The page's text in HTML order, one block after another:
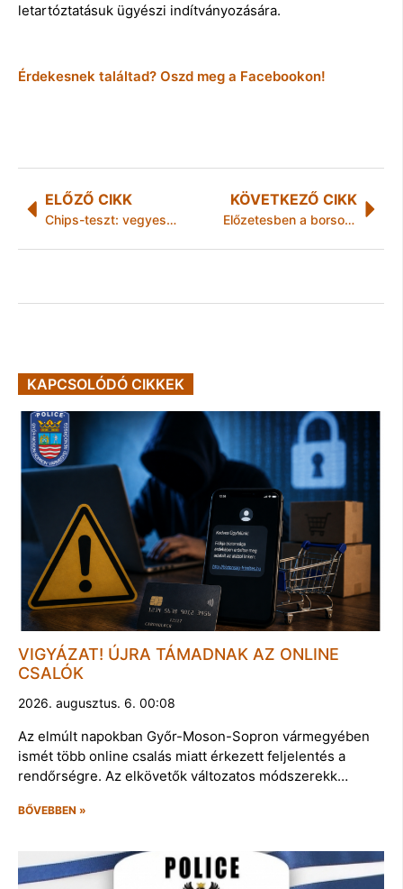
letartóztatásuk ügyészi indítványozására.
Érdekesnek találtad? Oszd meg a Facebookon!
ELŐZŐ CIKK
Chips-teszt: vegyes eredménnyel zártak a ropogtatnivalók
KÖVETKEZŐ CIKK
Előzetesben a borsodnádasdi elkövető
KAPCSOLÓDÓ CIKKEK
VIGYÁZAT! ÚJRA TÁMADNAK AZ ONLINE
CSALÓK
2026. augusztus. 6. 00:08
Az elmúlt napokban Győr-Moson-Sopron vármegyében
ismét több online csalás miatt érkezett feljelentés a
rendőrségre. Az elkövetők változatos módszerekk…
BŐVEBBEN »